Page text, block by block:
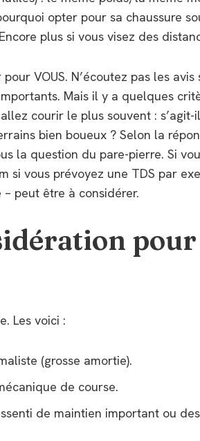
opter pour sa chaussure
plus si vous visez des
VOUS. N’écoutez pas les
Mais il y a quelques
courir le plus souvent :
bien boueux ? Selon la
la question du pare-pierre. Si
vous prévoyez une TDS par
peut être à considérer.
Les voici :
(grosse amortie).
de course.
de maintien important ou